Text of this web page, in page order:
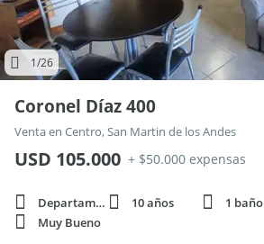
1/26
Coronel Díaz 400
Venta en Centro, San Martin de los Andes
USD 105.000 + $50.000 expensas
Departamento 10 años 1 baño
Muy Bueno